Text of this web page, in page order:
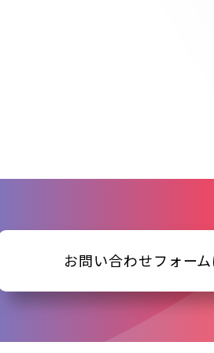
お問い合わせフォー